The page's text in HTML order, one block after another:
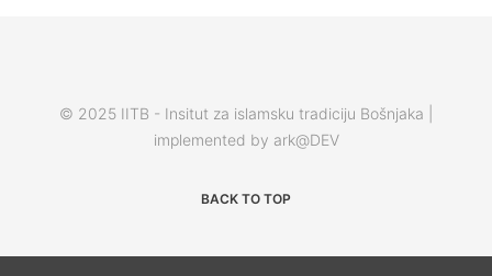
© 2025 IITB - Insitut za islamsku tradiciju Bošnjaka |
implemented by ark@DEV
BACK TO TOP